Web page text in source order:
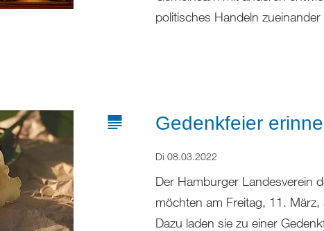
politisches Handeln
Gedenkfeier
Di 08.03.2022
Der Hamburger Landesverein
möchten am Freitag, 11.
Dazu laden sie zu einer